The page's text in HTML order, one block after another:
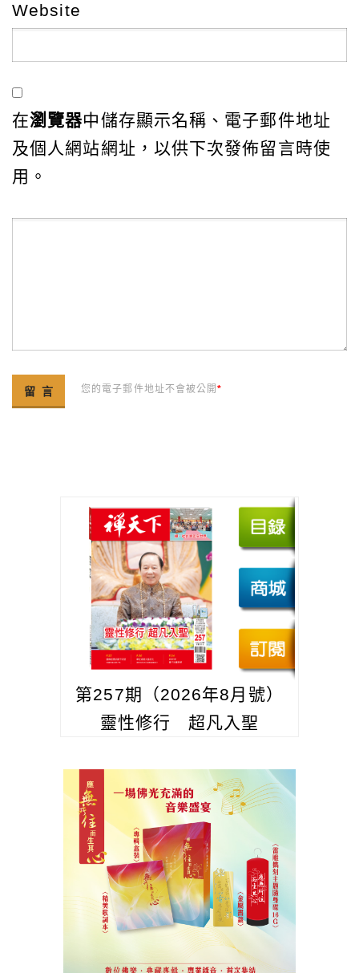
Website
在瀏覽器中儲存顯示名稱、電子郵件地址
及個人網站網址，以供下次發佈留言時使
用。
您的電子郵件地址不會被公開*
第257期（2026年8月號）
靈性修行 超凡入聖